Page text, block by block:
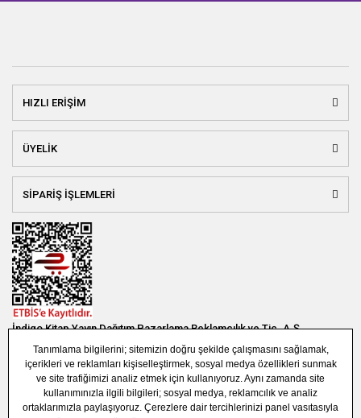
HIZLI ERİŞİM
ÜYELİK
SİPARİŞ İŞLEMLERİ
İndigo Kitap Yayın Dağıtım Pazarlama Reklamcılık ve Tic. A.Ş.
Bağlar Mah. 19. Sok. Bina No:1E 1. Bodrum Kat. Güneşli - Bağcılar /
İSTANBUL
(0850) 308 7304